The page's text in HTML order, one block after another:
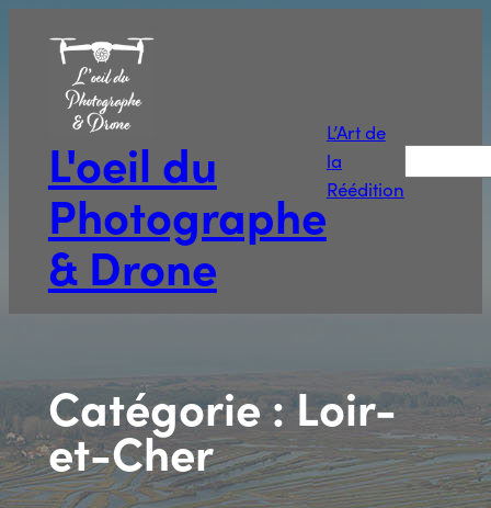
contenu
L'oeil du
Photographe
& Drone
L’Art de
la
Réédition
Catégorie :Loir-
et-Cher